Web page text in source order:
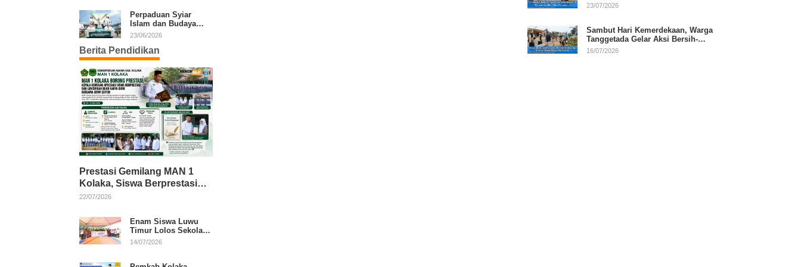
Perpaduan Syiar
Islam dan Budaya
Warnai Pawai Ta’aruf
23/06/2026
Berita Pendidikan
Prestasi Gemilang MAN 1
Kolaka, Siswa Berprestasi
dan Guru Berkarya Raih
22/07/2026
Enam Siswa Luwu
Timur Lolos Sekolah
Rakyat, Bupati: Jaga
14/07/2026
RI
23/07/2026
Sambut Hari Kemerdekaan, Warga
Tanggetada Gelar Aksi Bersih-
Bersih Desa
16/07/2026